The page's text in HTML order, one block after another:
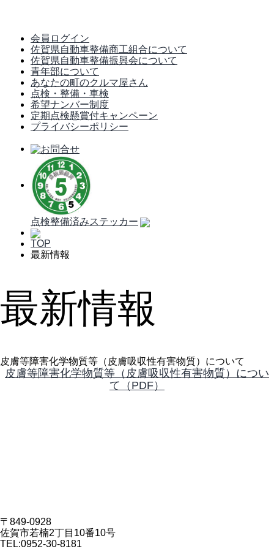
会員ログイン
佐賀県自動車整備商工組合について
佐賀県自動車整備振興会について
青年部について
あなたの町のクルマ屋さん
点検・整備・車検
希望ナンバー制度
定期点検懸賞付キャンペーン
プライバシーポリシー
点検整備済みステッカー
TOP
最新情報
最新情報
皮膚等障害化学物質等（皮膚吸収性有害物質）について
皮膚等障害化学物質等（皮膚吸収性有害物質）につい
て（PDF）
〒849-0928
佐賀市若楠2丁目10番10号
TEL:0952-30-8181